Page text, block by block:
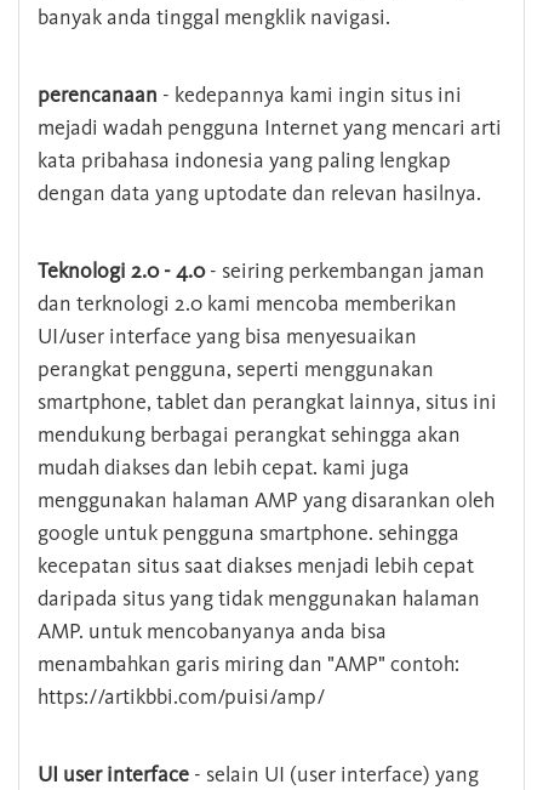
banyak anda tinggal mengklik navigasi.
perencanaan - kedepannya kami ingin situs ini
mejadi wadah pengguna Internet yang mencari arti
kata pribahasa indonesia yang paling lengkap
dengan data yang uptodate dan relevan hasilnya.
Teknologi 2.0 - 4.0- seiring perkembangan jaman
dan terknologi 2.0 kami mencoba memberikan
UI/user interface yang bisa menyesuaikan
perangkat pengguna, seperti menggunakan
smartphone, tablet dan perangkat lainnya, situs ini
mendukung berbagai perangkat sehingga akan
mudah diakses dan lebih cepat. kami juga
menggunakan halaman AMP yang disarankan oleh
google untuk pengguna smartphone. sehingga
kecepatan situs saat diakses menjadi lebih cepat
daripada situs yang tidak menggunakan halaman
AMP. untuk mencobanyanya anda bisa
menambahkan garis miring dan "AMP" contoh:
https://artikbbi.com/puisi/amp/
UI user interface - selain UI (user interface) yang